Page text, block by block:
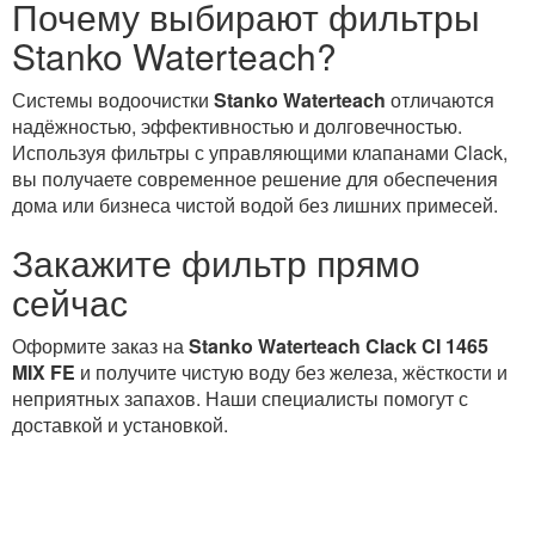
Почему выбирают фильтры
Stanko Waterteach?
Системы водоочистки Stanko Waterteach отличаются
надёжностью, эффективностью и долговечностью.
Используя фильтры с управляющими клапанами Clack,
вы получаете современное решение для обеспечения
дома или бизнеса чистой водой без лишних примесей.
Закажите фильтр прямо
сейчас
Оформите заказ наStanko Waterteach Clack CI 1465
MIX FE и получите чистую воду без железа, жёсткости и
неприятных запахов. Наши специалисты помогут с
доставкой и установкой.